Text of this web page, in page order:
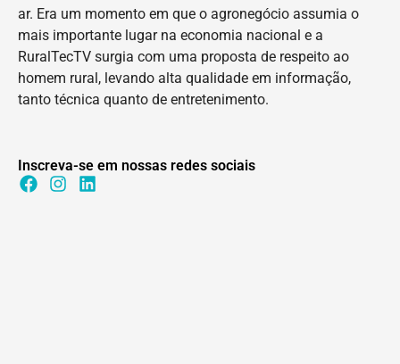
ar. Era um momento em que o agronegócio assumia o
mais importante lugar na economia nacional e a
RuralTecTV surgia com uma proposta de respeito ao
homem rural, levando alta qualidade em informação,
tanto técnica quanto de entretenimento.
Inscreva-se em nossas redes sociais